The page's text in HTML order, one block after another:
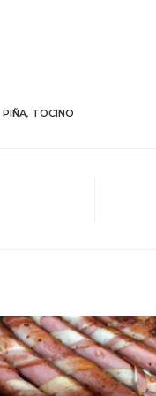
PIÑA, TOCINO